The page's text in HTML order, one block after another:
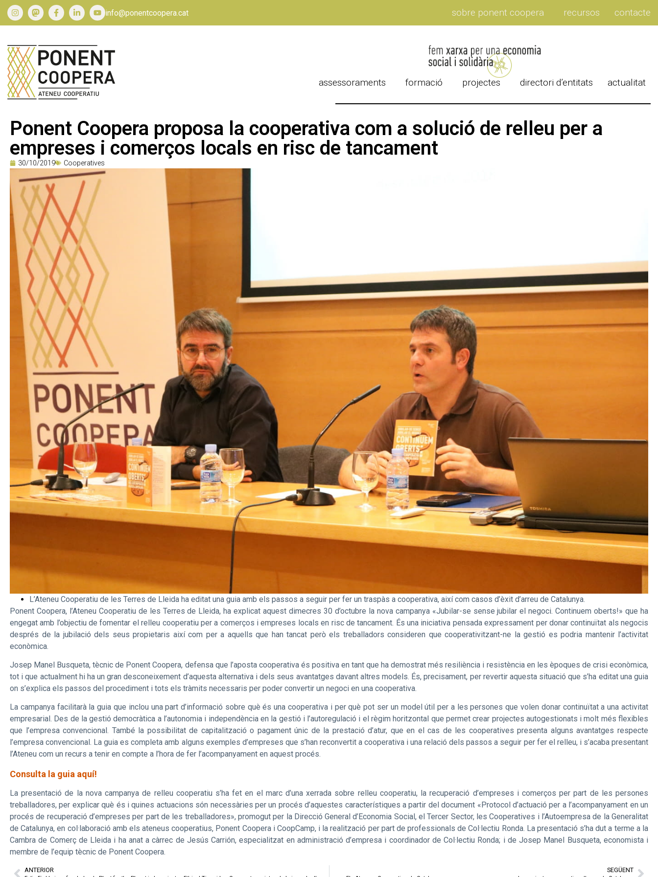
info@ponentcoopera.cat sobre ponent coopera recursos contacte
assessoraments formació projectes directori d’entitats actualitat
Ponent Coopera proposa la cooperativa com a solució de relleu per a
empreses i comerços locals en risc de tancament
30/10/2019 Cooperatives
L’Ateneu Cooperatiu de les Terres de Lleida ha editat una guia amb els passos a seguir per fer un traspàs a cooperativa, així com casos d’èxit d’arreu de Catalunya.
Ponent Coopera, l’Ateneu Cooperatiu de les Terres de Lleida, ha explicat aquest dimecres 30 d’octubre la nova campanya «Jubilar-se sense jubilar el negoci. Continuem oberts!» que ha
engegat amb l’objectiu de fomentar el relleu cooperatiu per a comerços i empreses locals en risc de tancament. És una iniciativa pensada expressament per donar continuïtat als negocis
després de la jubilació dels seus propietaris així com per a aquells que han tancat però els treballadors consideren que cooperativitzant-ne la gestió es podria mantenir l’activitat
econòmica.
Josep Manel Busqueta, tècnic de Ponent Coopera, defensa que l’aposta cooperativa és positiva en tant que ha demostrat més resiliència i resistència en les èpoques de crisi econòmica,
tot i que actualment hi ha un gran desconeixement d’aquesta alternativa i dels seus avantatges davant altres models. És, precisament, per revertir aquesta situació que s’ha editat una guia
on s’explica els passos del procediment i tots els tràmits necessaris per poder convertir un negoci en una cooperativa.
La campanya facilitarà la guia que inclou una part d’informació sobre què és una cooperativa i per què pot ser un model útil per a les persones que volen donar continuïtat a una activitat
empresarial. Des de la gestió democràtica a l’autonomia i independència en la gestió i l’autoregulació i el règim horitzontal que permet crear projectes autogestionats i molt més flexibles
que l’empresa convencional. També la possibilitat de capitalització o pagament únic de la prestació d’atur, que en el cas de les cooperatives presenta alguns avantatges respecte
l’empresa convencional. La guia es completa amb alguns exemples d’empreses que s’han reconvertit a cooperativa i una relació dels passos a seguir per fer el relleu, i s’acaba presentant
l’Ateneu com un recurs a tenir en compte a l’hora de fer l’acompanyament en aquest procés.
Consulta la guia aquí!
La presentació de la nova campanya de relleu cooperatiu s’ha fet en el marc d’una xerrada sobre relleu cooperatiu, la recuperació d’empreses i comerços per part de les persones
treballadores, per explicar què és i quines actuacions són necessàries per un procés d’aquestes característiques a partir del document «Protocol d’actuació per a l’acompanyament en un
procés de recuperació d’empreses per part de les treballadores», promogut per la Direcció General d’Economia Social, el Tercer Sector, les Cooperatives i l’Autoempresa de la Generalitat
de Catalunya, en col·laboració amb els ateneus cooperatius, Ponent Coopera i CoopCamp, i la realització per part de professionals de Col·lectiu Ronda. La presentació s’ha dut a terme a la
Cambra de Comerç de Lleida i ha anat a càrrec de Jesús Carrión, especialitzat en administració d’empresa i coordinador de Col·lectiu Ronda; i de Josep Manel Busqueta, economista i
membre de l’equip tècnic de Ponent Coopera.
ANTERIOR SEGÜENT